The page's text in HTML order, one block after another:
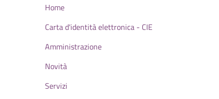
Home
Carta d'identità elettronica - CIE
Amministrazione
Novità
Servizi